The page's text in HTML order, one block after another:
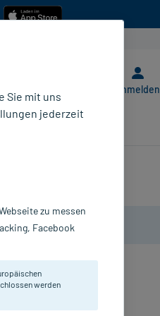
Anmelden
Sie mit uns
jederzeit
zu messen
Facebook
werden